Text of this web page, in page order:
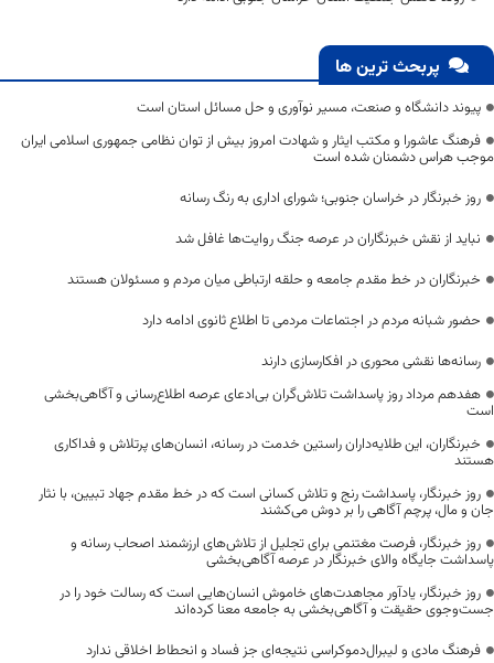
پربحث ترین ها
پیوند دانشگاه و صنعت، مسیر نوآوری و حل مسائل استان است
فرهنگ عاشورا و مکتب ایثار و شهادت امروز بیش از توان نظامی جمهوری اسلامی ایران
موجب هراس دشمنان شده است
روز خبرنگار در خراسان جنوبی؛ شورای اداری به رنگ رسانه
نباید از نقش خبرنگاران در عرصه جنگ روایت‌ها غافل شد
خبرنگاران در خط مقدم جامعه و حلقه ارتباطی میان مردم و مسئولان هستند
حضور شبانه مردم در اجتماعات مردمی تا اطلاع ثانوی ادامه دارد
رسانه‌ها نقشی محوری در افکارسازی دارند
هفدهم مرداد روز پاسداشت تلاش‌گران بی‌ادعای عرصه اطلاع‌رسانی و آگاهی‌بخشی
است
خبرنگاران، این طلایه‌داران راستین خدمت در رسانه، انسان‌های پرتلاش و فداکاری
هستند
روز خبرنگار، پاسداشت رنج و تلاش کسانی است که در خط مقدم جهاد تبیین، با نثار
جان و مال، پرچم آگاهی را بر دوش می‌کشند
روز خبرنگار، فرصت مغتنمی برای تجلیل از تلاش‌های ارزشمند اصحاب رسانه و
پاسداشت جایگاه والای خبرنگار در عرصه آگاهی‌بخشی
روز خبرنگار، یادآور مجاهدت‌های خاموش انسان‌هایی است که رسالت خود را در
جست‌وجوی حقیقت و آگاهی‌بخشی به جامعه معنا کرده‌اند
فرهنگ مادی و لیبرال‌دموکراسی نتیجه‌ای جز فساد و انحطاط اخلاقی ندارد